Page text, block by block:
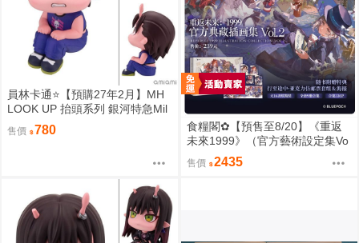
員林卡通⭐️【預購27年2月】MH
LOOK UP 抬頭系列 銀河特急Mil
ky☆Subway 鐵多 0813
售價 780
食糧閣✿【預售至8/20】《重返
未來1999》（官方藝術設定集Vo
l.2_典藏版&全套角色印象壓克力
擺件）重返未来1999／預售特典
售價 2435